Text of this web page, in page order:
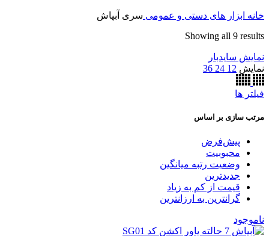
خانه ابزار های دستی و عمومی سری آبپاش
Showing all 9 results
نمایش سایدبار
نمایش 12
24
36
فیلتر ها
مرتب سازی بر اساس
پیش‌فرض
محبوبیت
وضعیت رتبه میانگین
جدیدترین
قیمت از کم به زیاد
گرانترین به ارزانترین
ناموجود